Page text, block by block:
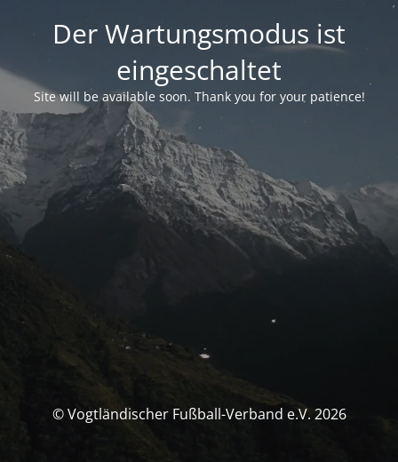
Der Wartungsmodus ist
eingeschaltet
Site will be available soon. Thank you for your patience!
© Vogtländischer Fußball-Verband e.V. 2026